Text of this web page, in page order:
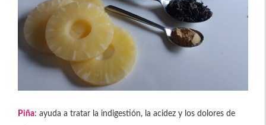
Piña: ayuda a tratar la indigestión, la acidez y los dolores de